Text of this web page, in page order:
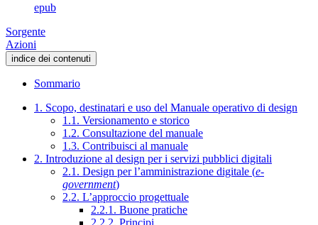
epub
Sorgente
Azioni
indice dei contenuti
Sommario
1. Scopo, destinatari e uso del Manuale operativo di design
1.1. Versionamento e storico
1.2. Consultazione del manuale
1.3. Contribuisci al manuale
2. Introduzione al design per i servizi pubblici digitali
2.1. Design per l’amministrazione digitale (e-
government)
2.2. L’approccio progettuale
2.2.1. Buone pratiche
2.2.2. Principi